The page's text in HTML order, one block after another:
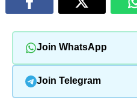
Join WhatsApp
Join Telegram